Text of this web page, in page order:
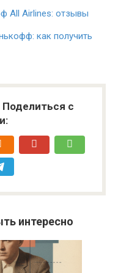
All Airlines: отзывы
как получить
Поделиться с
интересно